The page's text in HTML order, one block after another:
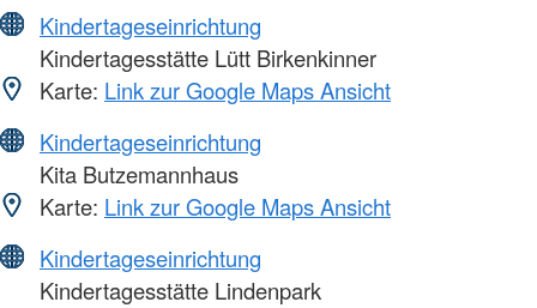
Kindertageseinrichtung
Kindertagesstätte Lütt Birkenkinner
Karte: Link zur Google Maps Ansicht
Kindertageseinrichtung
Kita Butzemannhaus
Karte: Link zur Google Maps Ansicht
Kindertageseinrichtung
Kindertagesstätte Lindenpark